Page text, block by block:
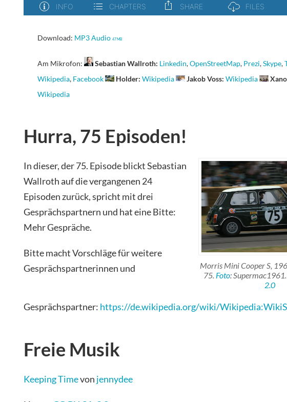
Download: MP3 Audio 47 MB
Am Mikrofon: Sebastian Wallroth: Linkedin,OpenStreetMap, Prezi,Skype,
Wikipedia, Facebook Holder: Wikipedia Jakob Voss: Wikipedia
Wikipedia
Hurra, 75 Episoden!
Morris Mini Cooper S,
75. Foto:
2.0
In dieser, der 75. Episode blickt Sebastian
Wallroth auf die vergangenen 24
Episoden zurück, spricht mit drei
Gesprächspartnern und hat eine Bitte:
Mehr Gespräche.
Bitte macht Vorschläge für weitere
Gesprächspartnerinnen und
Gesprächspartner: https://de.wikipedia.org/wiki/
Freie Musik
Keeping Timevon jennydee